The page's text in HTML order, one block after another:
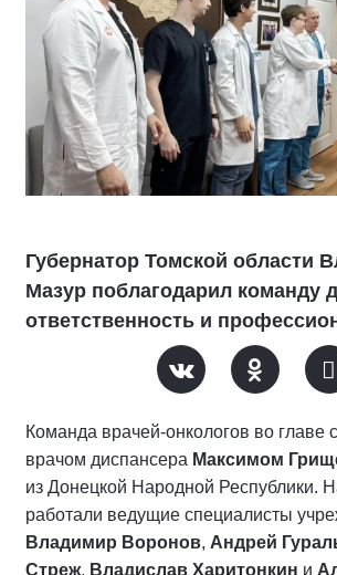
Губернатор Томской области
Мазур поблагодарил команду
ответственность и
Команда врачей-онкологов во главе
врачом диспансера Максимом
из Донецкой Народной Республики.
работали ведущие специалисты
Владимир Воронов, Андрей
Стреж, Владислав Харитонкин и